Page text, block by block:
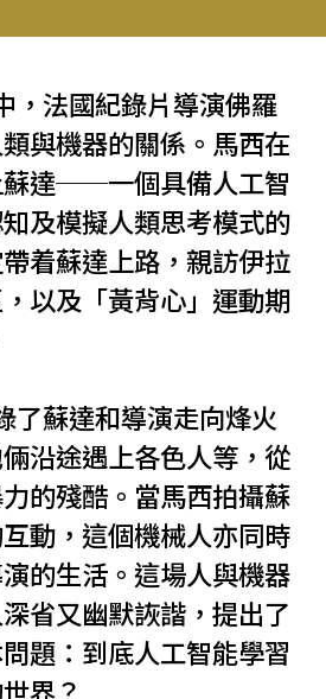
，法國紀錄片導演佛羅
與機器的關係。馬西在
蘇達──一個具備人工智
及模擬人類思考模式的
着蘇達上路，親訪伊拉
以及「黃背心」運動期
了蘇達和導演走向烽火
沿途遇上各色人等，從
的殘酷。當馬西拍攝蘇
動，這個機械人亦同時
的生活。這場人與機器
省又幽默詼諧，提出了
題：到底人工智能學習